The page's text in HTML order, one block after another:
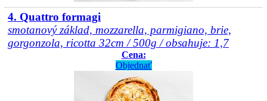
4. Quattro formagi
smotanový základ, mozzarella, parmigiano, brie,
gorgonzola, ricotta 32cm / 500g / obsahuje: 1,7
Cena:
Objednať